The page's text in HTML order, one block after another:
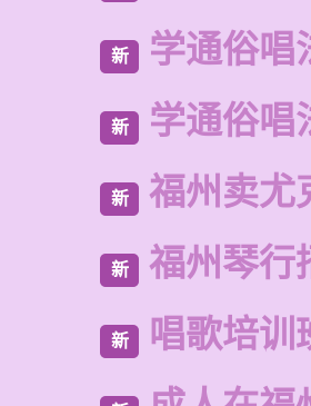
新 学通俗唱
新 学通俗唱
新 福州卖尤
新 福州琴行
新 唱歌培训